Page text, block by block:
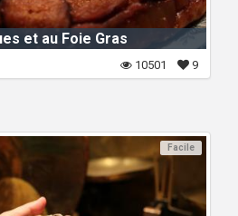
et au Foie Gras
9
10501
Facile